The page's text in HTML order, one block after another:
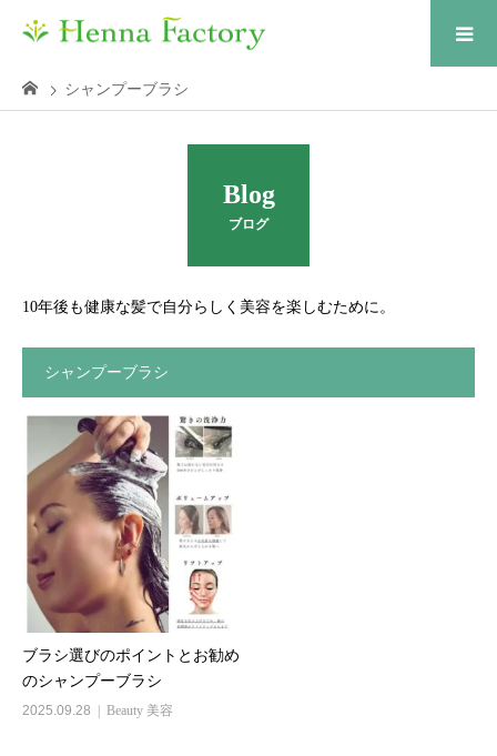
シャンプーブラシ
Blog
ブログ
10年後も健康な髪で自分らしく美容を楽しむために。
シャンプーブラシ
ブラシ選びのポイントとお勧め
のシャンプーブラシ
2025.09.28 Beauty 美容